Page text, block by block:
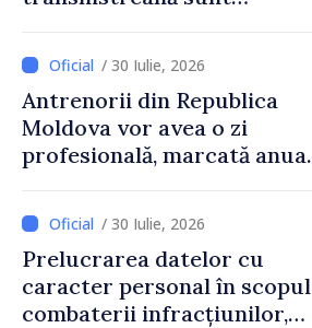
educațional național
/ 30 Iulie, 2026
Antrenorii din Republica
Moldova vor avea o zi
profesională, marcată anual
/ 30 Iulie, 2026
Prelucrarea datelor cu
caracter personal în scopul
combaterii infracțiunilor,